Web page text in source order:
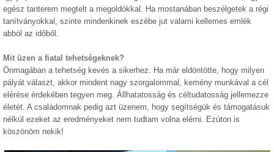
egész tanterem megtelt a megoldókkal. Ha mostanában beszélgetek a régi
tanítványokkal, szinte mindenkinek eszébe jut valami kellemes emlék
abból az időből.
Mit üzen a fiatal tehetségeknek?
Önmagában a tehetség kevés a sikerhez. Ha már eldöntötte, hogy milyen
pályát választ, akkor mindent nagy szorgalommal, kemény munkával a cél
elérése érdekében tegyen meg. Állhatatosság és céltudatosság jellemezze
életét. A családomnak pedig azt üzenem, hogy segítségük és támogatásuk
nélkül ezeket az eredményeket nem tudtam volna elérni. Ezúton is
köszönöm nekik!